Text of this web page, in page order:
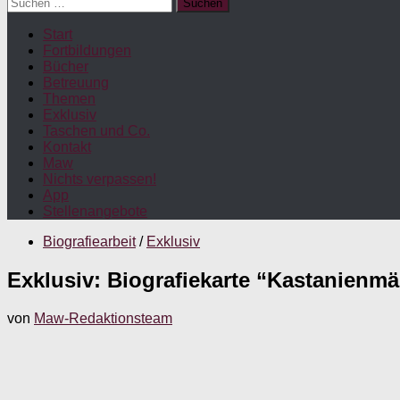
nach:
Start
Fortbildungen
Bücher
Betreuung
Themen
Exklusiv
Taschen und Co.
Kontakt
Maw
Nichts verpassen!
App
Stellenangebote
Biografiearbeit / Exklusiv
Exklusiv: Biografiekarte
von Maw-Redaktionsteam